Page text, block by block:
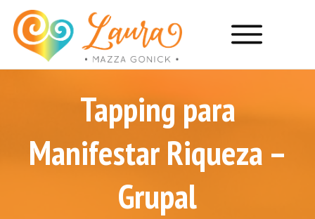
Tapping para
Manifestar Riqueza –
Grupal